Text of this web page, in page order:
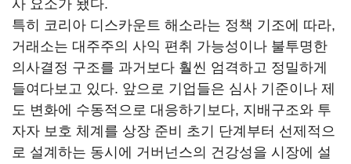
사 요소가 됐다.
특히 코리아 디스카운트 해소라는 정책 기조에 따라,
거래소는 대주주의 사익 편취 가능성이나 불투명한
의사결정 구조를 과거보다 훨씬 엄격하고 정밀하게
들여다보고 있다. 앞으로 기업들은 심사 기준이나 제
도 변화에 수동적으로 대응하기보다, 지배구조와 투
자자 보호 체계를 상장 준비 초기 단계부터 선제적으
로 설계하는 동시에 거버넌스의 건강성을 시장에 설